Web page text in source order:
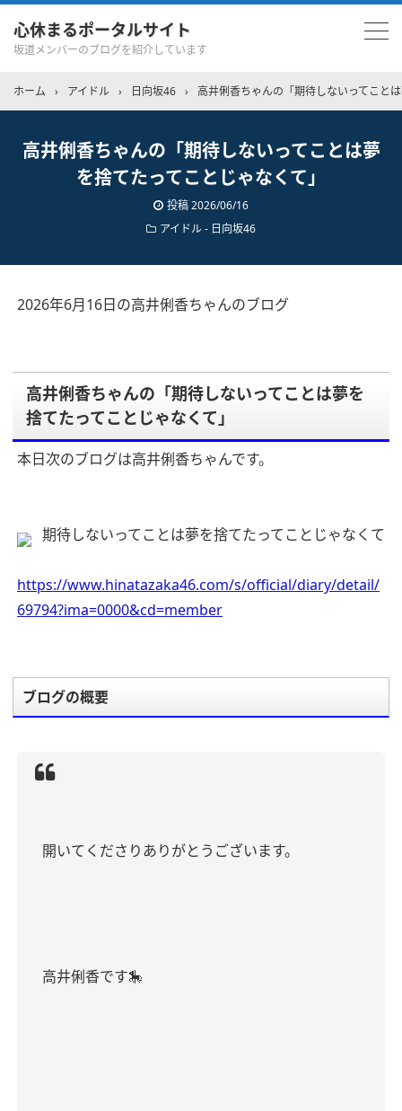
心休まるポータルサイト
坂道メンバーのブログを紹介しています
ホーム › アイドル › 日向坂46 › 高井俐香ちゃんの「期待しないってこと
高井俐香ちゃんの「期待しないってことは夢
を捨てたってことじゃなくて」
投稿2026/06/16
アイドル - 日向坂46
2026年6月16日の高井俐香ちゃんのブログ
高井俐香ちゃんの「期待しないってことは夢を
捨てたってことじゃなくて」
本日次のブログは高井俐香ちゃんです。
期待しないってことは夢を捨てたってことじゃなくて
https://www.hinatazaka46.com/s/official/diary/detail/
69794?ima=0000&cd=member
ブログの概要
開いてくださりありがとうございます。
高井俐香です🎠